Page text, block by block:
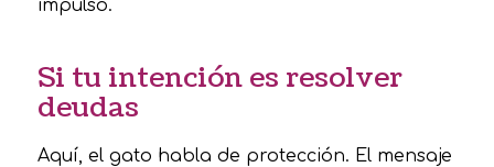
impulso.
Si tu intención es resolver
deudas
Aquí, el gato habla de protección. El mensaje